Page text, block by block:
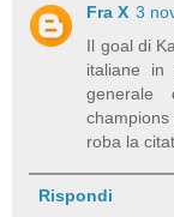
Fra X 3
Il goal di
italiane in
generale
roba la
Rispondi